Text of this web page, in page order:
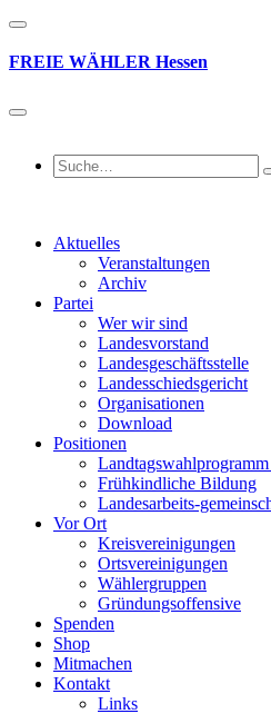
FREIE WÄHLER Hessen
Aktuelles
Veranstaltungen
Archiv
Partei
Wer wir sind
Landesvorstand
Landesgeschäftsstelle
Landesschiedsgericht
Organisationen
Download
Positionen
Frühkindliche Bildung
Landesarbeits-
Vor Ort
Kreisvereinigungen
Ortsvereinigungen
Wählergruppen
Gründungsoffensive
Spenden
Shop
Mitmachen
Kontakt
Links